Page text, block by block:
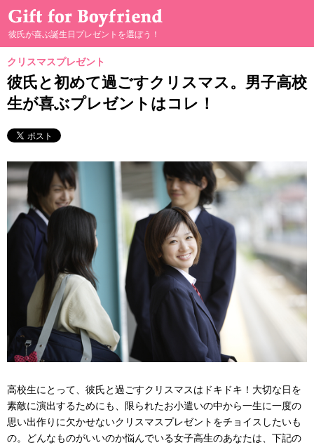
彼氏が喜ぶ誕生日プレゼントを選ぼう！
彼が喜ぶプレゼント選び
男の本音
プレゼントの渡し方
手作りプレゼント
二人の親密度別プレゼント
二人のプレゼントヒストリー
クリスマスプレゼント
彼氏と初めて過ごすクリスマス。男子高校
生が喜ぶプレゼントはコレ！
高校生にとって、彼氏と過ごすクリスマスはドキドキ！大切な日を
素敵に演出するためにも、限られたお小遣いの中から一生に一度の
思い出作りに欠かせないクリスマスプレゼントをチョイスしたいも
の。どんなものがいいのか悩んでいる女子高生のあなたは、下記の